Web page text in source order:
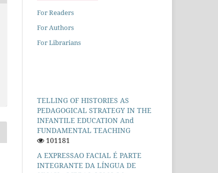
For Readers
For Authors
For Librarians
TELLING OF HISTORIES AS
PEDAGOGICAL STRATEGY IN THE
INFANTILE EDUCATION And
FUNDAMENTAL TEACHING
101181
A EXPRESSAO FACIAL É PARTE
INTEGRANTE DA LÍNGUA DE